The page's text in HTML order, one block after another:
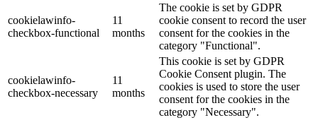
cookielawinfo-
checkbox-functional
11
months
The cookie is set by GDPR
cookie consent to record the user
consent for the cookies in the
category "Functional".
cookielawinfo-
checkbox-necessary
11
months
This cookie is set by GDPR
Cookie Consent plugin. The
cookies is used to store the user
consent for the cookies in the
category "Necessary".